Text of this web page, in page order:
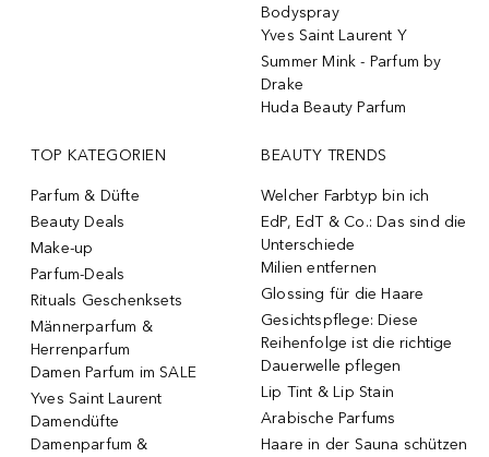
Bodyspray
Yves Saint Laurent Y
Summer Mink - Parfum by
Drake
Huda Beauty Parfum
TOP KATEGORIEN
Parfum & Düfte
Beauty Deals
Make-up
Parfum-Deals
Rituals Geschenksets
Männerparfum &
Herrenparfum
Damen Parfum im SALE
Yves Saint Laurent
Damendüfte
Damenparfum &
BEAUTY TRENDS
Welcher Farbtyp bin ich
EdP, EdT & Co.: Das sind die
Unterschiede
Milien entfernen
Glossing für die Haare
Gesichtspflege: Diese
Reihenfolge ist die richtige
Dauerwelle pflegen
Lip Tint & Lip Stain
Arabische Parfums
Haare in der Sauna schützen